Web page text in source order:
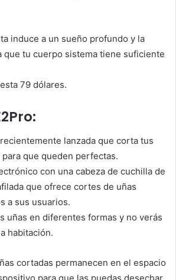
induce a un sueño profundo y la
que tu cuerpo sistema tiene suficiente
79 dólares.
lanzada que corta tus
que queden perfectas.
con una cabeza de cuchilla de
que ofrece cortes de uñas
a sus usuarios.
uñas en diferentes formas y no verás
habitación.
cortadas permanecen en el espacio